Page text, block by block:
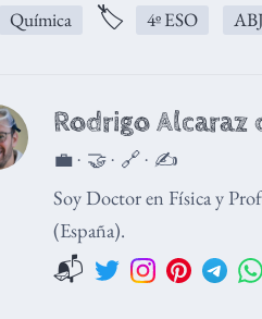
Química 🏷️ 4º ESO ABJ
Rodrigo Alcaraz
💼 · 🤝 · 🔗 · ✍️
Soy Doctor en Física y
(España).
📬